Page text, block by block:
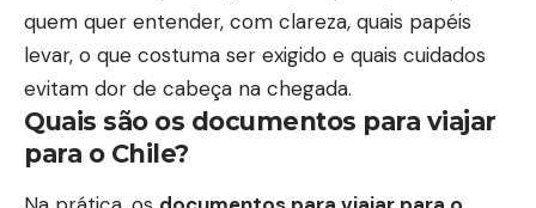
quem quer entender, com clareza, quais papéis
levar, o que costuma ser exigido e quais cuidados
evitam dor de cabeça na chegada.
Quais são os documentos para viajar
para o Chile?